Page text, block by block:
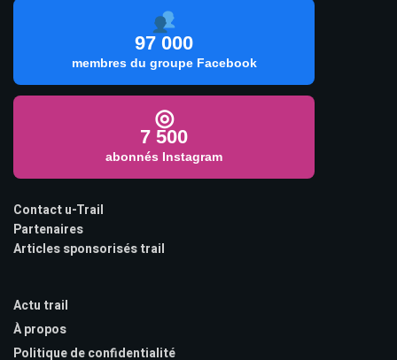
97 000
membres du groupe Facebook
◎
7 500
abonnés Instagram
Contact u-Trail
Partenaires
Articles sponsorisés trail
Actu trail
À propos
Politique de confidentialité